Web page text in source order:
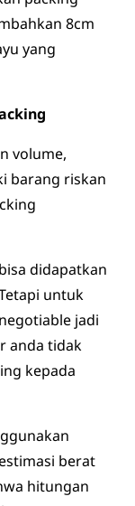
8cm
yang
volume,
barang riskan
didapatkan
untuk
jadi
anda tidak
kepada
berat
hitungan